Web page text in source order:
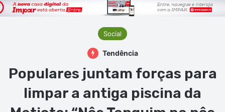
Social
Tendência
Populares juntam forças para
limpar a antiga piscina da